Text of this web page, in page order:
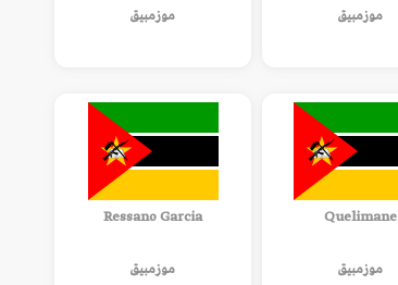
موزمبيق موزمبيق
Quelimane
موزمبيق
Ressano Garcia
موزمبيق